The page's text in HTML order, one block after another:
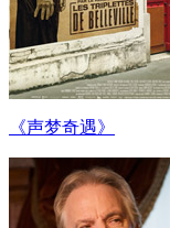
《声梦奇遇》